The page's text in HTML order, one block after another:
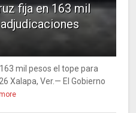
fija en 163 mil
mil pesos el tope para
Xalapa, Ver.— El Gobierno